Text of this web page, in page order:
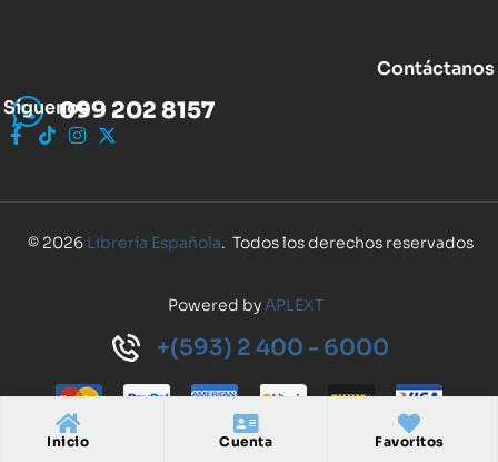
Inicio Cuenta Favoritos
Contáctanos
099 202 8157
Síguenos
© 2026 Librería Española. Todos los derechos reservados
Powered byAPLEXT
+(593) 2 400 - 6000